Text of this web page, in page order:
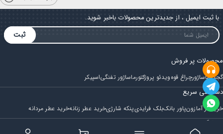
با ثبت ایمیل ، از جدیدترین محصولات باخبر شوید.
ثبت
محصولات پر فروش
گجتماساژورچراغ قوهویدئو پروژکتورماساژور تفنگیاسپیکر
دسترسی سریع
خرید از آمازونپاور بانکبلک فرایدیپنکه شارژیخرید عطر زنانهخرید عطر مردانه
فروشگاه